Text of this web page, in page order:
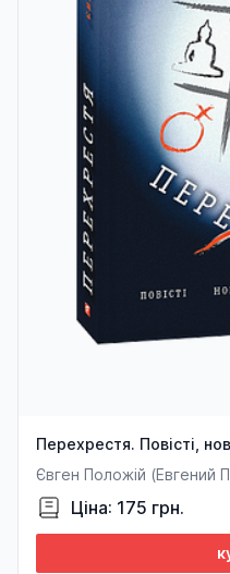
Перехрестя. Повісті,
Євген Положій (Евгений
Ціна: 175 грн.